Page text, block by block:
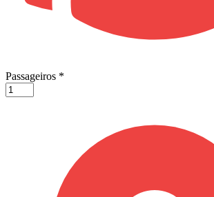
Passageiros *